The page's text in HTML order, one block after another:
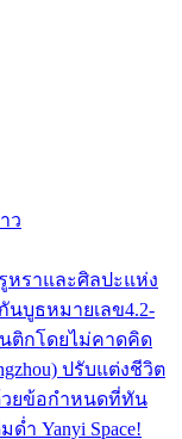
ว
ราและศิลปะแห่ง
นบูธหมายเลข4.2-
ติกโดยไม่คาดคิด
ปรับแต่งชีวิต
ยข้อกำหนดที่ทัน
ำ Yanyi Space!